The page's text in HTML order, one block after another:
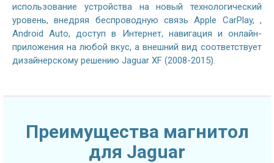
использование устройства на новый технологический
уровень, внедряя беспроводную связь Apple CarPlay, ,
Android Auto, доступ в Интернет, навигация и онлайн-
приложения на любой вкус, а внешний вид соответствует
дизайнерскому решению Jaguar XF (2008-2015).
Преимущества магнитол
для Jaguar